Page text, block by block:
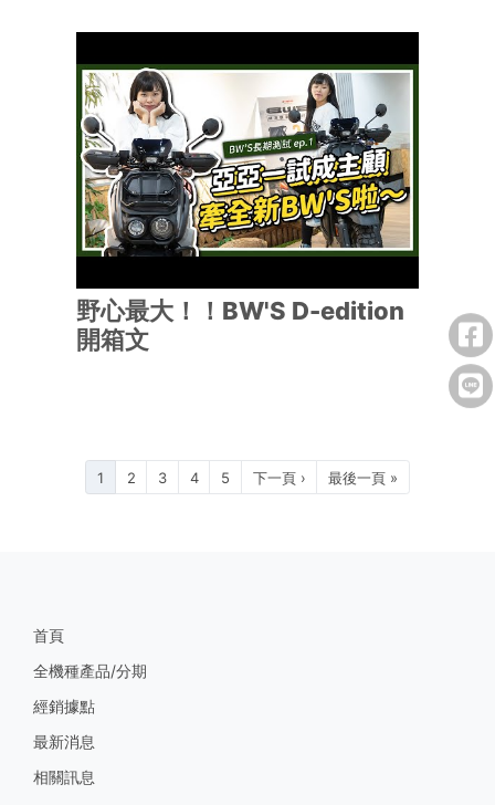
野心最大！！BW'S D-edition
開箱文
1 2 3 4 5 下一頁 › 最後一頁 »
首頁
全機種產品/分期
經銷據點
最新消息
相關訊息